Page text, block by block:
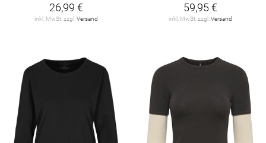
26,99 €
inkl. MwSt. zzgl. Versand
59,95 €
inkl. MwSt. zzgl. Versand